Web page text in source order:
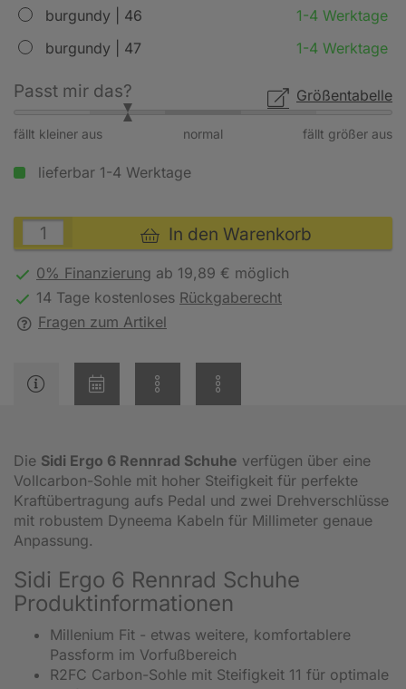
burgundy | 46
1-4 Werktage
burgundy | 47
1-4 Werktage
Größentabelle
Passt mir das?
fällt kleiner aus fällt größer aus
normal
lieferbar 1-4 Werktage
In den Warenkorb
0% Finanzierung ab 19,89 € möglich
14 Tage kostenloses Rückgaberecht
Fragen zum Artikel
Die Sidi Ergo 6 Rennrad Schuhe verfügen über eine
Vollcarbon-Sohle mit hoher Steifigkeit für perfekte
Kraftübertragung aufs Pedal und zwei Drehverschlüsse
mit robustem Dyneema Kabeln für Millimeter genaue
Anpassung.
Sidi Ergo 6 Rennrad Schuhe
Produktinformationen
Millenium Fit - etwas weitere, komfortablere
Passform im Vorfußbereich
R2FC Carbon-Sohle mit Steifigkeit 11 für optimale